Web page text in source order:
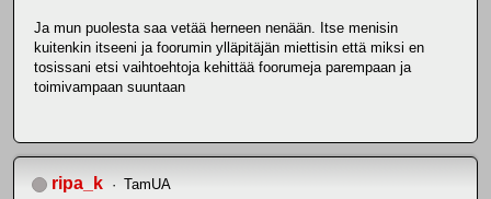
Ja mun puolesta saa vetää herneen nenään. Itse menisin
kuitenkin itseeni ja foorumin ylläpitäjän miettisin että miksi en
tosissani etsi vaihtoehtoja kehittää foorumeja parempaan ja
toimivampaan suuntaan
ripa_k TamUA